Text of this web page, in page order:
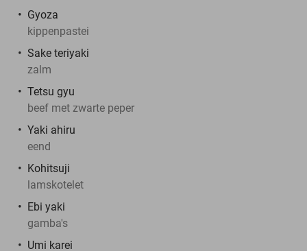
Gyoza
kippenpastei
Sake teriyaki
zalm
Tetsu gyu
beef met zwarte peper
Yaki ahiru
eend
Kohitsuji
lamskotelet
Ebi yaki
gamba's
Umi karei